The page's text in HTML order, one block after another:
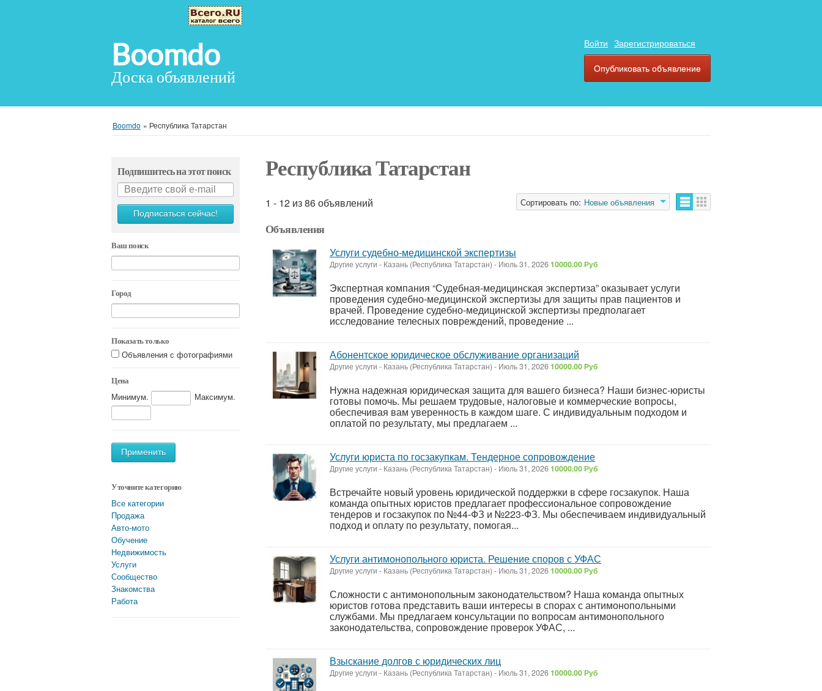
Boomdo
Доска объявлений
Войти Зарегистрироваться
Опубликовать объявление
Boomdo » Республика Татарстан
Подпишитесь на этот поиск
Подписаться сейчас!
Ваш поиск
Город
Показать только
Объявления с фотографиями
Цена
Минимум. Максимум.
Применить
Уточните категорию
Все категории
Продажа
Авто-мото
Обучение
Недвижимость
Услуги
Сообщество
Знакомства
Работа
Республика Татарстан
1 - 12 из 86 объявлений Сортировать по: Новые объявления
Объявления
Услуги судебно-медицинской экспертизы
Другие услуги - Казань (Республика Татарстан) - Июль 31, 202610000.00 Руб
Экспертная компания “Судебная-медицинская экспертиза” оказывает услуги
проведения судебно-медицинской экспертизы для защиты прав пациентов и
врачей. Проведение судебно-медицинской экспертизы предполагает
исследование телесных повреждений, проведение ...
Абонентское юридическое обслуживание организаций
Другие услуги - Казань (Республика Татарстан) - Июль 31, 202610000.00 Руб
Нужна надежная юридическая защита для вашего бизнеса? Наши бизнес-юристы
готовы помочь. Мы решаем трудовые, налоговые и коммерческие вопросы,
обеспечивая вам уверенность в каждом шаге. С индивидуальным подходом и
оплатой по результату, мы предлагаем ...
Услуги юриста по госзакупкам. Тендерное сопровождение
Другие услуги - Казань (Республика Татарстан) - Июль 31, 202610000.00 Руб
Встречайте новый уровень юридической поддержки в сфере госзакупок. Наша
команда опытных юристов предлагает профессиональное сопровождение
тендеров и госзакупок по №44-ФЗ и №223-ФЗ. Мы обеспечиваем индивидуальный
подход и оплату по результату, помогая...
Услуги антимонопольного юриста. Решение споров с УФАС
Другие услуги - Казань (Республика Татарстан) - Июль 31, 202610000.00 Руб
Сложности с антимонопольным законодательством? Наша команда опытных
юристов готова представить ваши интересы в спорах с антимонопольными
службами. Мы предлагаем консультации по вопросам антимонопольного
законодательства, сопровождение проверок УФАС, ...
Взыскание долгов с юридических лиц
Другие услуги - Казань (Республика Татарстан) - Июль 31, 202610000.00 Руб